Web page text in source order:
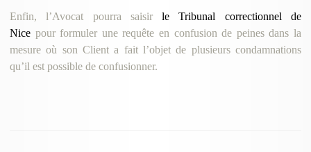
Enfin, l’Avocat pourra saisirle Tribunal correctionnel de
Nicepour formuler une requête en confusion de peines dans la
mesure où son Client a fait l’objet de plusieurs condamnations
qu’il est possible de confusionner.